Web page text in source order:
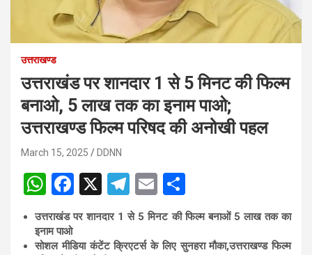
उत्तराखण्ड
उत्तराखंड पर शानदार 1 से 5 मिनट की फिल्म
बनाओ, 5 लाख तक का इनाम पाओ;
उत्तराखण्ड फिल्म परिषद की अनोखी पहल
March 15, 2025 DDNN
W
h
at
F
a
ce
X
T
el
e
E
m
ail
h
ar
उत्तराखंड पर शानदार 1 से 5 मिनट की फिल्म बनाओं 5 लाख तक का
इनाम पाओ
सोशल मीडिया कंटेंट क्रिएटर्स के लिए सुनहरा मौका,उत्तराखण्ड फिल्म